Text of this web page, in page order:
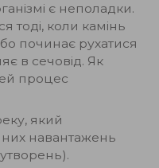
є неполадки.
тоді, коли камінь
починає рухатися
в сечовід. Як
процес
який
навантажень